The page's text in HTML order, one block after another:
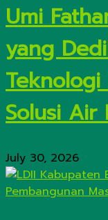
Umi
yang
Solusi Air
July 30, 2026